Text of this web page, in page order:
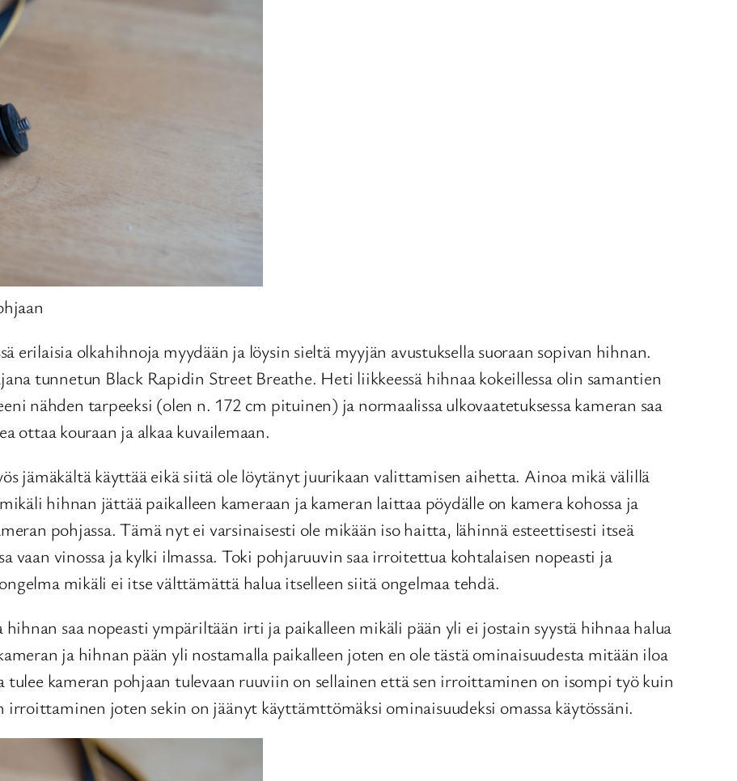
erilaisia olkahihnoja myydään ja löysin sieltä myyjän avustuksella suoraan sopivan hihnan.
tunnetun Black Rapidin Street Breathe. Heti liikkeessä hihnaa kokeillessa olin samantien
nähden tarpeeksi (olen n. 172 cm pituinen) ja normaalissa ulkovaatetuksessa kameran saa
ottaa kouraan ja alkaa kuvailemaan.
jämäkältä käyttää eikä siitä ole löytänyt juurikaan valittamisen aihetta. Ainoa mikä välillä
hihnan jättää paikalleen kameraan ja kameran laittaa pöydälle on kamera kohossa ja
pohjassa. Tämä nyt ei varsinaisesti ole mikään iso haitta, lähinnä esteettisesti itseä
vaan vinossa ja kylki ilmassa. Toki pohjaruuvin saa irroitettua kohtalaisen nopeasti ja
mikäli ei itse välttämättä halua itselleen siitä ongelmaa tehdä.
saa nopeasti ympäriltään irti ja paikalleen mikäli pään yli ei jostain syystä hihnaa halua
ja hihnan pään yli nostamalla paikalleen joten en ole tästä ominaisuudesta mitään iloa
kameran pohjaan tulevaan ruuviin on sellainen että sen irroittaminen on isompi työ kuin
joten sekin on jäänyt käyttämttömäksi ominaisuudeksi omassa käytössäni.